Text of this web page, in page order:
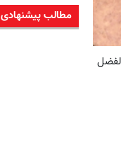
مطالب پیشنهادی